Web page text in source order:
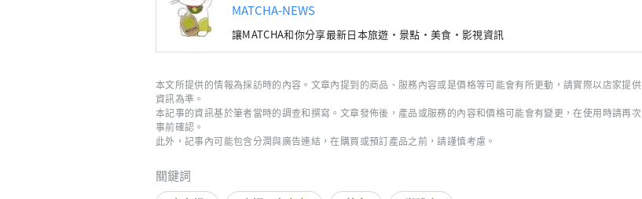
MATCHA-NEWS
讓MATCHA和你分享最新日本旅遊・景點・美食・影視資訊
本文所提供的情報為採訪時的內容。文章內提到的商品、服務內容或是價格等可能會有所更動，請實際以店家提供
資訊為準。
本記事的資訊基於筆者當時的調查和撰寫。文章發佈後，產品或服務的內容和價格可能會有變更，在使用時請再次
事前確認。
此外，記事內可能包含分潤與廣告連結，在購買或預訂產品之前，請謹慎考慮。
關鍵詞